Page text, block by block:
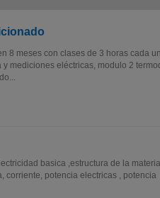
8 meses con clases de 3 horas cada
mediciones eléctricas, modulo 2
basica ,estructura de la
corriente, potencia electricas ,